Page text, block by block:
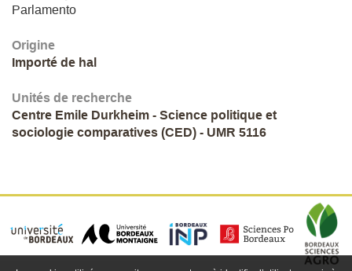
Parlamento
Origine
Importé de hal
Unités de recherche
Centre Emile Durkheim - Science politique et
sociologie comparatives (CED) - UMR 5116